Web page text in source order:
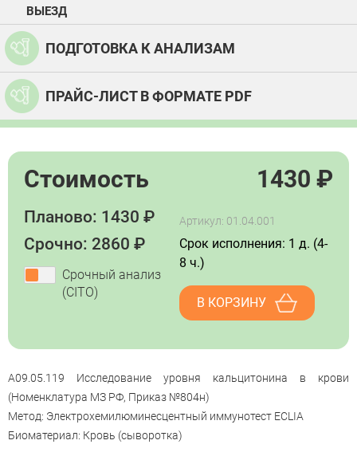
ВЫЕЗД
ПОДГОТОВКА К АНАЛИЗАМ
ПРАЙС-ЛИСТ В ФОРМАТЕ PDF
Стоимость 1430 ₽
Планово: 1430 ₽
Срочно: 2860 ₽
Срочный анализ
(CITO)
Артикул: 01.04.001
Срок исполнения: 1 д. (4-
8 ч.)
В КОРЗИНУ
A09.05.119 Исследование уровня кальцитонина в крови
(Номенклатура МЗ РФ, Приказ №804н)
Метод: Электрохемилюминесцентный иммунотест ECLIA
Биоматериал: Кровь (сыворотка)